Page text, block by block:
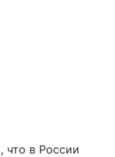
, что в России